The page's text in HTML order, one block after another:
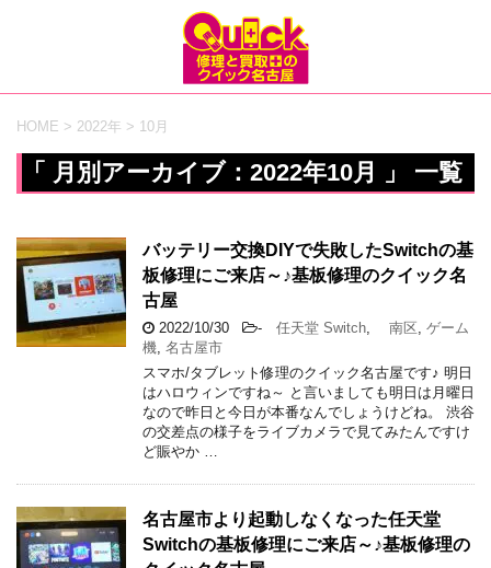
HOME > 2022年 > 10月
「 月別アーカイブ：2022年10月 」 一覧
バッテリー交換DIYで失敗したSwitchの基
板修理にご来店～♪基板修理のクイック名
古屋
2022/10/30 - 任天堂 Switch 南区 ゲーム
機 名古屋市
スマホ/タブレット修理のクイック名古屋です♪ 明日
はハロウィンですね～ と言いましても明日は月曜日
なので昨日と今日が本番なんでしょうけどね。 渋谷
の交差点の様子をライブカメラで見てみたんですけ
ど賑やか …
名古屋市より起動しなくなった任天堂
Switchの基板修理にご来店～♪基板修理の